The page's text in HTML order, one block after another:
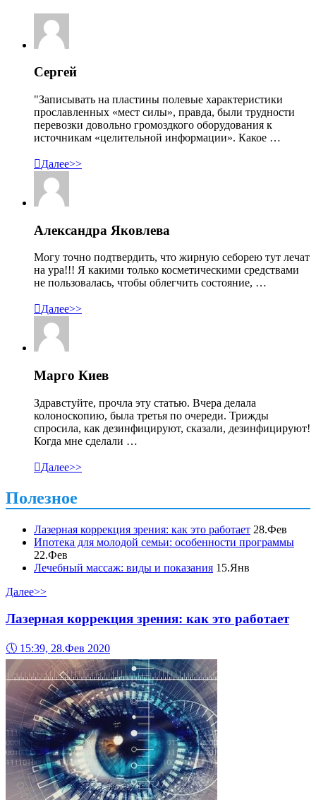
Сергей
"Записывать на пластины полевые характеристики
прославленных «мест силы», правда, были трудности
перевозки довольно громоздкого оборудования к
источникам «целительной информации». Какое …
Далее>>
Александра Яковлева
Могу точно подтвердить, что жирную себорею тут лечат
на ура!!! Я какими только косметическими средствами
не пользовалась, чтобы облегчить состояние, …
Далее>>
Марго Киев
Здравстуйте, прочла эту статью. Вчера делала
колоноскопию, была третья по очереди. Трижды
спросила, как дезинфицируют, сказали, дезинфицируют!
Когда мне сделали …
Далее>>
Полезное
Лазерная коррекция зрения: как это работает 28.Фев
Ипотека для молодой семьи: особенности программы
22.Фев
Лечебный массаж: виды и показания 15.Янв
Далее>>
Лазерная коррекция зрения: как это работает
🕔 15:39, 28.Фев 2020